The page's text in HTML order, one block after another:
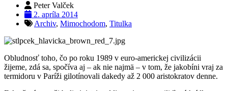
Peter Valček
2. apríla 2014
Archiv, Mimochodom, Titulka
Obludnosť toho, čo po roku 1989 v euro-americkej civilizácii
žijeme, zdá sa, spočíva aj – ak nie najmä – v tom, že jakobíni vraj za
termidoru v Paríži gilotínovali dakedy až 2 000 aristokratov denne.